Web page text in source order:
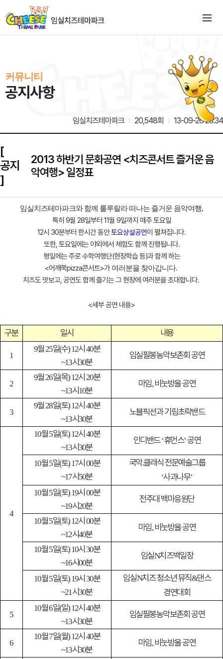
커뮤니티
공지사항
임실치즈테마파크 20,548회 13-09-26 23:34
[
공지
]
2013 하반기 문화공연 <치즈콘서트 즐거운 음
악여행> 일정표
임실치즈테마파크와 함께 룰루랄라 떠나는 즐거운 음악여행,
특히 9월 28일부터 11월 9일까지 매주 토요일
12시 30분부터 한시간 동안토요상설공연이 펼쳐집니다.
또한, 토요일에는 야외에서 체험도 함께 진행됩니다.
평일에는 주로 수학여행단(현장학습 등)과 함께 하는
<어깨쭉pizza콘서트>가 여러분을 찾아갑니다.
치즈도 맛보고, 공연도 함께 즐기는 그 현장에 여러분을 초대합니다.
<세부 공연 내용>
구분 일시 내용
1
9월25일(수) 12시 40분
~13시30분
임실필봉농악보존회 공연
2
9월26일(목) 12시 20분
~13시 10분
마임,비눗방울 공연
3
9월28일(토) 12시 40분
~13시30분
노블픽션과 기림초락밴드
4
10월5일(토) 12시 40분
~13시30분
인디밴드‘휴먼스’공연
10월5일(토) 17시 00분
~17시 50분
국악․클래식 전문예술그룹
‘사과나무’
10월5일(토) 19시 00분
~19시20분
전주대 백마응원단
10월5일(토) 12시 00분
~12시40분
마임,비눗방울 공연
10월5일(토) 10시 30분
~16시00분
임실N치즈백일장
10월5일(토) 19시 30분
~21시30분
임실N치즈 청소년 뮤직&댄스
경연대회
5
10월6일(일) 12시 40분
~13시30분
임실필봉농악보존회 공연
6
10월7일(월) 12시 40분
~13시30분
마임,비눗방울 공연